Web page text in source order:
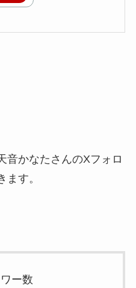
音かなたさんのXフォロ
ます。
ー数